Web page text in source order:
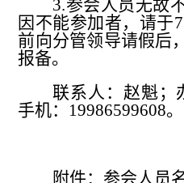
3.参会人员无故
因不能参加者，请于7
前向分管领导请假后
报备。
联系人：赵魁；
手机： 19986599608。
附件：参会人员